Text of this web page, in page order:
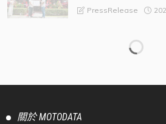
PressRelease
【官方新聞稿】致力打
站推出「汽車安駕挑戰